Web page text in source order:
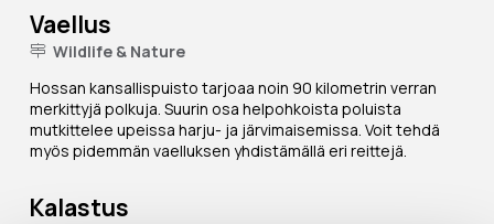
Vaellus
Wildlife & Nature
Hossan kansallispuisto tarjoaa noin 90 kilometrin verran
merkittyjä polkuja. Suurin osa helpohkoista poluista
mutkittelee upeissa harju- ja järvimaisemissa. Voit tehdä
myös pidemmän vaelluksen yhdistämällä eri reittejä.
Kalastus